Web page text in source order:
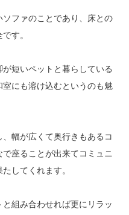
ファのことであり、床との
す。
短いペットと暮らしている
にも溶け込むというのも魅
幅が広くて奥行きもあるコ
座ることが出来てコミュニ
してくれます。
組み合わせれば更にリラッ